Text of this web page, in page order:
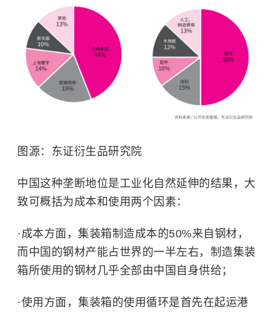
图源：东证衍生品研究院
中国这种垄断地位是工业化自然延伸的结果，大
致可概括为成本和使用两个因素：
·成本方面，集装箱制造成本的50%来自钢材，
而中国的钢材产能占世界的一半左右，制造集装
箱所使用的钢材几乎全部由中国自身供给；
·使用方面，集装箱的使用循环是首先在起运港